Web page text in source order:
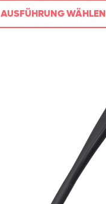
AUSFÜHRUNG WÄHLEN
Optionen
können
Produktseite
gewählt